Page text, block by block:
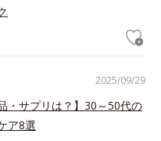
2025/09/29
・サプリは？】30～50代の
ア8選